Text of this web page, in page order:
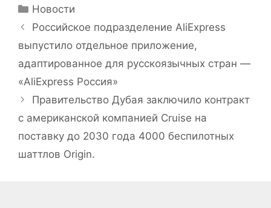
Рубрики
Новости
Российское подразделение AliExpress
выпустило отдельное приложение,
адаптированное для русскоязычных стран —
«AliExpress Россия»
Правительство Дубая заключило контракт
с американской компанией Cruise на
поставку до 2030 года 4000 беспилотных
шаттлов Origin.